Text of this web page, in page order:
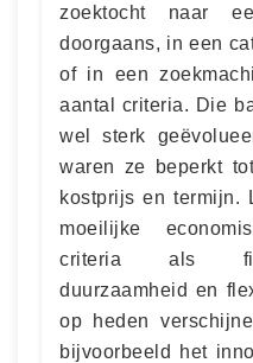
zoektocht naar
doorgaans, in een
of in een
aantal criteria. Die
wel sterk
waren ze beperkt
kostprijs en termijn.
moeilijke
criteria als
duurzaamheid en
op heden
bijvoorbeeld het